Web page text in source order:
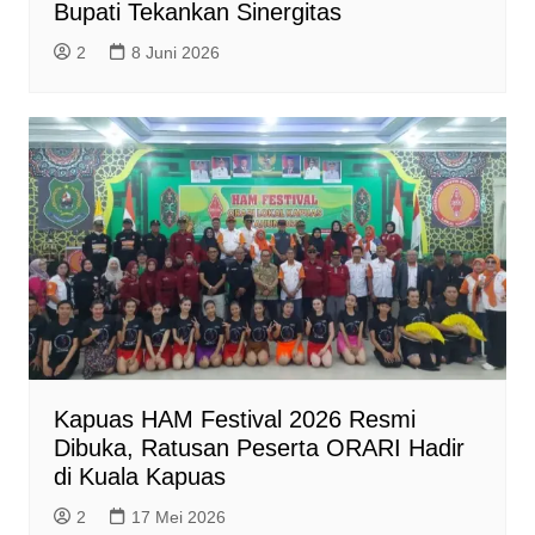
Bupati Tekankan Sinergitas
2 8 Juni 2026
Kapuas HAM Festival 2026 Resmi
Dibuka, Ratusan Peserta ORARI Hadir
di Kuala Kapuas
2 17 Mei 2026